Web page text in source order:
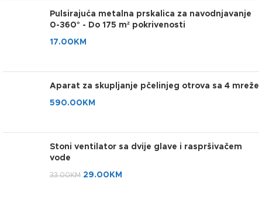
Pulsirajuća metalna prskalica za navodnjavanje
0-360° - Do 175 m² pokrivenosti
17.00 KM
Aparat za skupljanje pčelinjeg otrova sa 4 mreže
590.00 KM
Stoni ventilator sa dvije glave i raspršivačem
vode
33.00KM 29.00 KM